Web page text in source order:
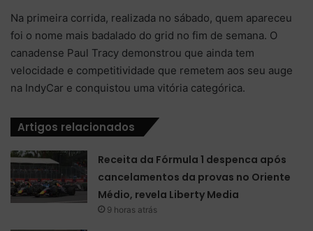
Na primeira corrida, realizada no sábado, quem apareceu
foi o nome mais badalado do grid no fim de semana. O
canadense Paul Tracy demonstrou que ainda tem
velocidade e competitividade que remetem aos seu auge
na IndyCar e conquistou uma vitória categórica.
Artigos relacionados
Receita da Fórmula 1 despenca após
cancelamentos da provas no Oriente
Médio, revela Liberty Media
9 horas atrás